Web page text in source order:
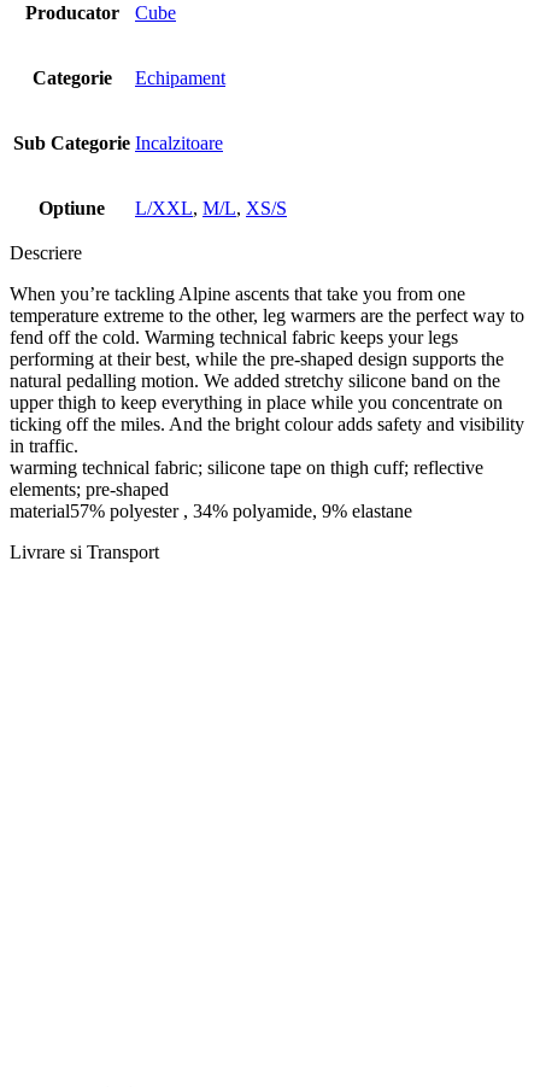
Producator Cube
Categorie Echipament
Sub Categorie Incalzitoare
Optiune L/XXL, M/L, XS/S
Descriere
When you’re tackling Alpine ascents that take you from one
temperature extreme to the other, leg warmers are the perfect way to
fend off the cold. Warming technical fabric keeps your legs
performing at their best, while the pre-shaped design supports the
natural pedalling motion. We added stretchy silicone band on the
upper thigh to keep everything in place while you concentrate on
ticking off the miles. And the bright colour adds safety and visibility
in traffic.
warming technical fabric; silicone tape on thigh cuff; reflective
elements; pre-shaped
material57% polyester , 34% polyamide, 9% elastane
Livrare si Transport